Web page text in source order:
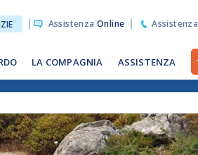
LA COMPAGNIA ASSISTENZA
Assistenza Online Assistenza